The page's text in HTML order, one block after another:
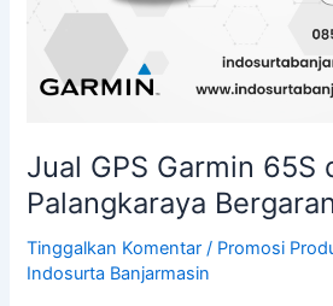
Jual GPS Garmin 65S
Palangkaraya
Tinggalkan Komentar / Promosi
Indosurta Banjarmasin